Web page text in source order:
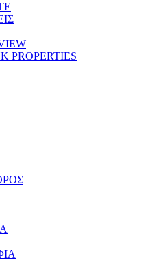
PROPERTIES